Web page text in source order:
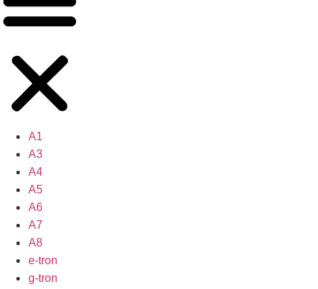
A1
A3
A4
A5
A6
A7
A8
e-tron
g-tron